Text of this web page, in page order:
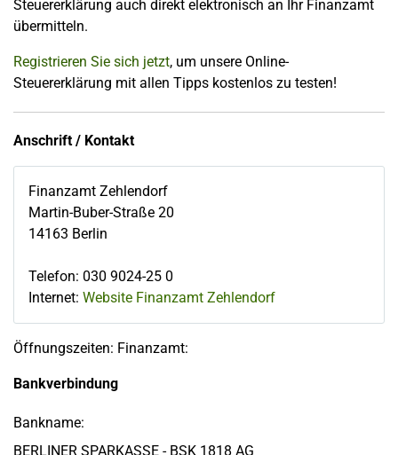
Steuererklärung auch direkt elektronisch an Ihr Finanzamt
übermitteln.
Registrieren Sie sich jetzt, um unsere Online-
Steuererklärung mit allen Tipps kostenlos zu testen!
Anschrift / Kontakt
Finanzamt Zehlendorf
Martin-Buber-Straße 20
14163 Berlin
Telefon: 030 9024-25 0
Internet: Website Finanzamt Zehlendorf
Öffnungszeiten: Finanzamt:
Bankverbindung
Bankname:
BERLINER SPARKASSE - BSK 1818 AG